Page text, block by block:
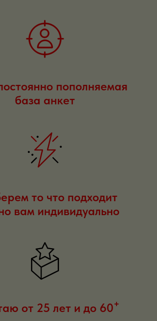
пополняемая
база анкет
то что подходит
вам индивидуально
от 25 лет и до 60+